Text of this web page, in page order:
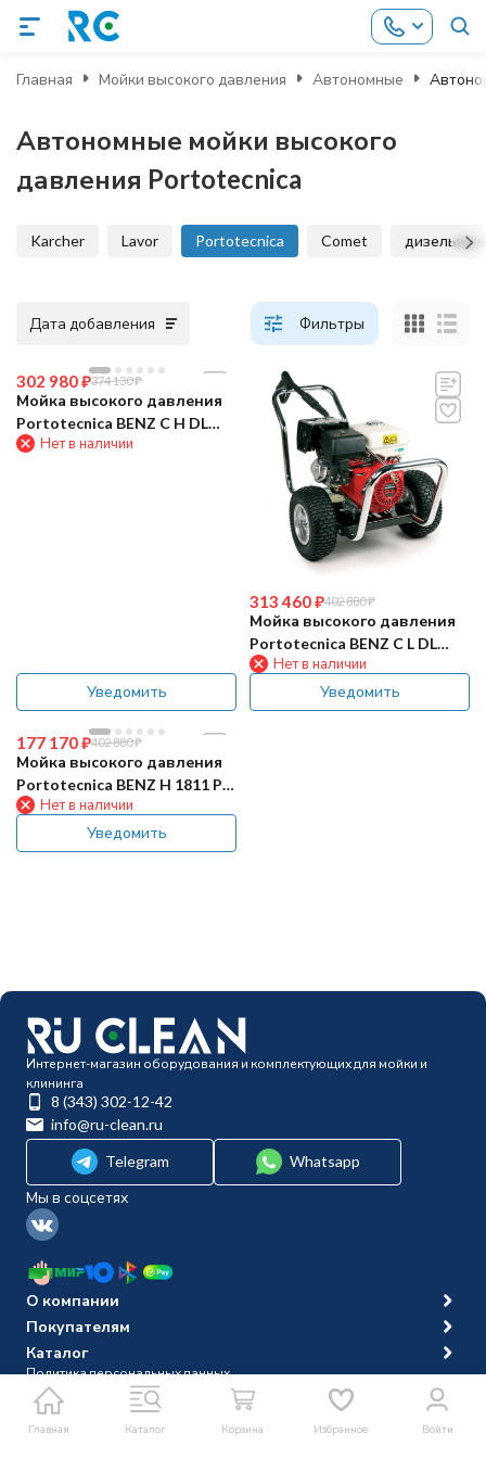
Главная Мойки высокого давления Автономные
Автономные мойки высокого
давления Portotecnica
Karcher Lavor Portotecnica Comet дизельные
Дата добавления Фильтры
302 980₽374 130₽
Мойка высокого давления
Portotecnica BENZ C H DL
2515 PiP
Нет в наличии
Уведомить
313 460₽402 880₽
Мойка высокого давления
Portotecnica BENZ C L DL
2217 PiP
Нет в наличии
Уведомить
177 170₽402 880₽
Мойка высокого давления
Portotecnica BENZ H 1811 Pi
P
Нет в наличии
Уведомить
Главная Каталог Корзина Избранное Войти
Интернет-магазин оборудования и комплектующих для мойки и
клининга
8 (343) 302-12-42
info@ru-clean.ru
Telegram
Whatsapp
Мы в соцсетях
О компании
Покупателям
Каталог
Политика персональных данных
© 2014-2026 Ru-clean